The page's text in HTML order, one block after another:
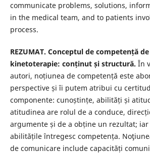
communicate problems, solutions,
in the medical team, and to patients
process.
REZUMAT. Conceptul de competență
kinetoterapie: conținut și structură. În
autori, noțiunea de competență este
perspective și îi putem atribui cu
componente: cunoștințe, abilități și
atitudinea are rolul de a conduce,
argumente și de a obține un rezultat;
abilitățile întregesc competența.
de comunicare include capacități